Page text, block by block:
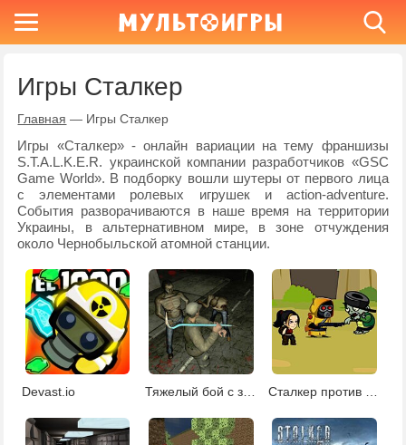
Игры Сталкер
Главная — Игры Сталкер
Игры «Сталкер» - онлайн вариации на тему франшизы
S.T.A.L.K.E.R. украинской компании разработчиков «GSC
Game World». В подборку вошли шутеры от первого лица
с элементами ролевых игрушек и action-adventure.
События разворачиваются в наше время на территории
Украины, в альтернативном мире, в зоне отчуждения
около Чернобыльской атомной станции.
Devast.io Тяжелый бой с зомби